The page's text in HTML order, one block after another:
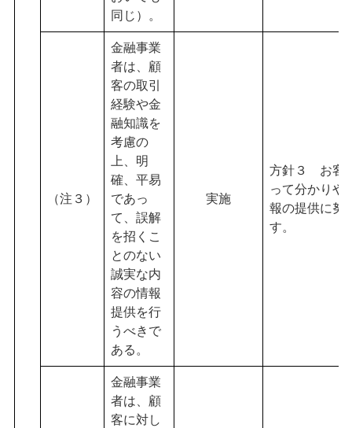
同じ）。
（注３）
金融事業
者は、顧
客の取引
経験や金
融知識を
考慮の
上、明
確、平易
であっ
て、誤解
を招くこ
とのない
誠実な内
容の情報
提供を行
うべきで
ある。
実施
方針３ お客
って分かりや
報の提供に努
す。
金融事業
者は、顧
客に対し